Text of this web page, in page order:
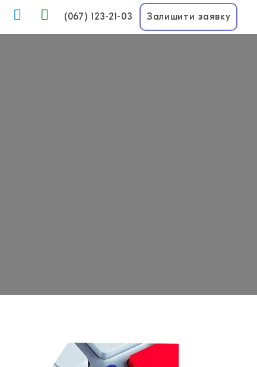
(067) 123-21-03 Залишити заявку